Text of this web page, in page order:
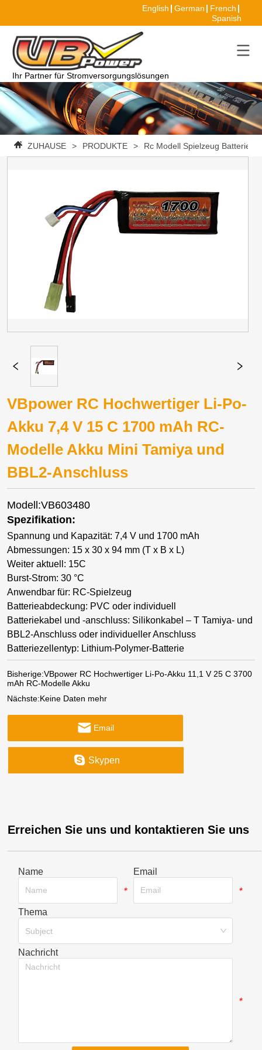
English German
French
Spanish
Ihr Partner für Stromversorgungslösungen
ZUHAUSE > PRODUKTE > Rc Modell Spielzeug Batterie
VBpower RC Hochwertiger Li-Po-
Akku 7,4 V 15 C 1700 mAh RC-
Modelle Akku Mini Tamiya und
BBL2-Anschluss
Modell:VB603480
Spezifikation:
Spannung und Kapazität: 7,4 V und 1700 mAh
Abmessungen: 15 x 30 x 94 mm (T x B x L)
Weiter aktuell: 15C
Burst-Strom: 30 °C
Anwendbar für: RC-Spielzeug
Batterieabdeckung: PVC oder individuell
Batteriekabel und -anschluss: Silikonkabel – T Tamiya- und
BBL2-Anschluss oder individueller Anschluss
Batteriezellentyp: Lithium-Polymer-Batterie
Bisherige:VBpower RC Hochwertiger Li-Po-Akku 11,1 V 25 C 3700
mAh RC-Modelle Akku
Nächste:Keine Daten mehr
Email
Skypen
Erreichen Sie uns und kontaktieren Sie uns
Name
*
Email
*
Thema
Subject
Nachricht
*